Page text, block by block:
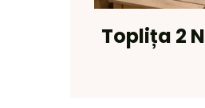
Toplița 2